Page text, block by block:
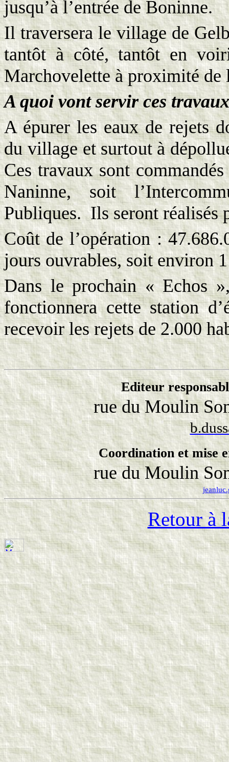
jusqu’à l’entrée de Boninne.
Il traversera le village de
tantôt à côté, tantôt en
Marchovelette à proximité de
A quoi vont servir ces
A épurer les eaux de rejets
du village et surtout à
Ces travaux sont
Naninne, soit
Publiques. Ils seront réalisés
Coût de l’opération :
jours ouvrables, soit environ
Dans le prochain « Echos
fonctionnera cette station
recevoir les rejets de 2.000
Editeur
rue du Moulin
Coordination et mise
rue du Moulin
Retour à